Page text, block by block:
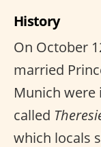
History
On October
married
Munich were
called
which locals